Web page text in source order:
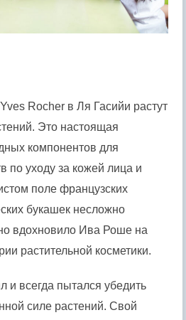
Rocher в Ля Гасийи растут
Это настоящая
компонентов для
по уходу за кожей лица и
поле французских
букашек несложно
вдохновило Ива Роше на
растительной косметики.
и всегда пытался убедить
силе растений. Свой